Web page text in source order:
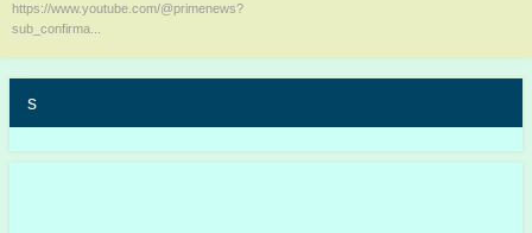
https://www.youtube.com/@primenews?
sub_confirma...
s